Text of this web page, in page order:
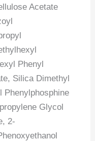
Acetate
Phenyl
Silica Dimethyl
Phenylphosphine
Glycol
2-